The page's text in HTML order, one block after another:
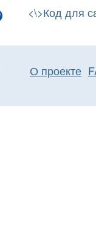
<\>Код для
О проекте